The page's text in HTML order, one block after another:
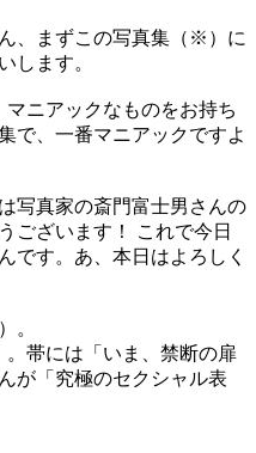
、まずこの写真集（※）に
します。
ニアックなものをお持ち
で、一番マニアックですよ
写真家の斎門富士男さんの
ございます！ これで今日
です。あ、本日はよろしく
。
帯には「いま、禁断の扉
が「究極のセクシャル表